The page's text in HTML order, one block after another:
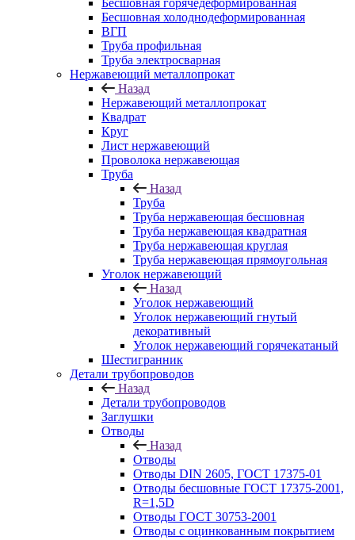
Бесшовная горячедеформированная
Бесшовная холоднодеформированная
ВГП
Труба профильная
Труба электросварная
Нержавеющий металлопрокат
Назад
Нержавеющий металлопрокат
Квадрат
Круг
Лист нержавеющий
Проволока нержавеющая
Труба
Назад
Труба
Труба нержавеющая бесшовная
Труба нержавеющая квадратная
Труба нержавеющая круглая
Труба нержавеющая прямоугольная
Уголок нержавеющий
Назад
Уголок нержавеющий
Уголок нержавеющий гнутый
декоративный
Уголок нержавеющий горячекатаный
Шестигранник
Детали трубопроводов
Назад
Детали трубопроводов
Заглушки
Отводы
Назад
Отводы
Отводы DIN 2605, ГОСТ 17375-01
Отводы бесшовные ГОСТ 17375-2001,
R=1,5D
Отводы ГОСТ 30753-2001
Отводы с оцинкованным покрытием